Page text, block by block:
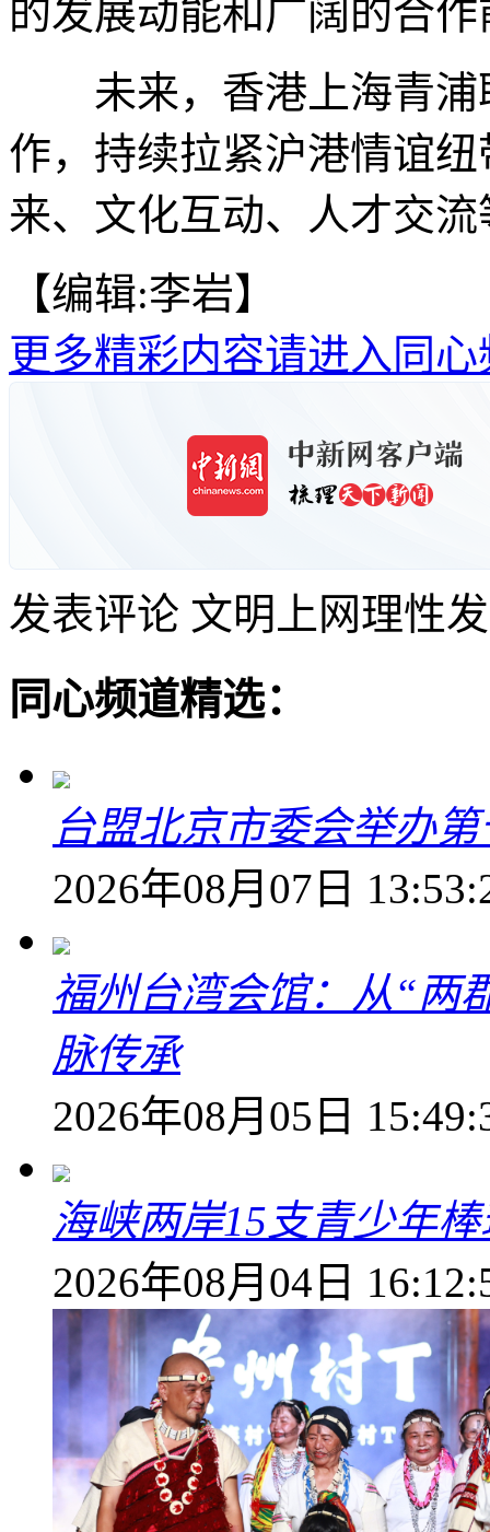
的发展动能和广阔的合
未来，香港上海青浦
作，持续拉紧沪港情谊
来、文化互动、人才交
【编辑:李岩】
更多精彩内容请进入同心
发表评论 文明上网理性
同心频道精选：
台盟北京市委会举办
2026年08月07日
福州台湾会馆：从“两
脉传承
2026年08月05日
海峡两岸15支青少年
2026年08月04日